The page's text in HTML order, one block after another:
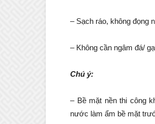
– Sạch ráo, không đọng
– Không cần ngâm đá/
Chú ý:
– Bề mặt nền thi công
nước làm ẩm bề mặt